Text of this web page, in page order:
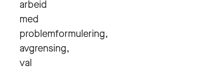
arbeid
med
problemformulering,
avgrensing,
val